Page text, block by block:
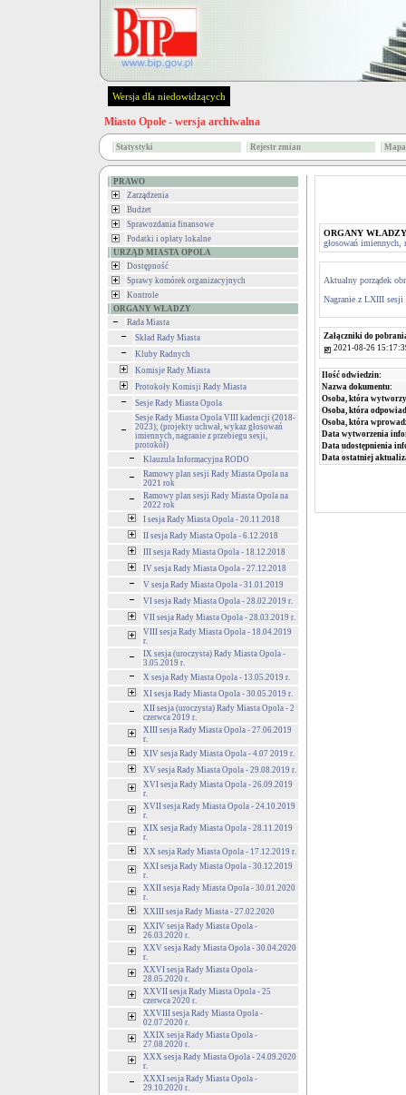
Wersja dla niedowidzących
Miasto Opole - wersja archiwalna
Statystyki Rejestr zmian
PRAWO
Zarządzenia
Budżet
Sprawozdania finansowe
Podatki i opłaty lokalne
URZĄD MIASTA OPOLA
Dostępność
Sprawy komórek organizacyjnych
Kontrole
ORGANY WŁADZY
Rada Miasta
Skład Rady Miasta
Kluby Radnych
Komisje Rady Miasta
Protokoły Komisji Rady Miasta
Sesje Rady Miasta Opola
Sesje Rady Miasta Opola VIII kadencji (2018-
2023); (projekty uchwał, wykaz głosowań
imiennych, nagranie z przebiegu sesji,
protokół)
Klauzula Informacyjna RODO
Ramowy plan sesji Rady Miasta Opola na
2021 rok
Ramowy plan sesji Rady Miasta Opola na
2022 rok
I sesja Rady Miasta Opola - 20.11.2018
II sesja Rady Miasta Opola - 6.12.2018
III sesja Rady Miasta Opola - 18.12.2018
IV sesja Rady Miasta Opola - 27.12.2018
V sesja Rady Miasta Opola - 31.01.2019
VI sesja Rady Miasta Opola - 28.02.2019 r.
VII sesja Rady Miasta Opola - 28.03.2019 r.
VIII sesja Rady Miasta Opola - 18.04.2019
r.
IX sesja (uroczysta) Rady Miasta Opola -
3.05.2019 r.
X sesja Rady Miasta Opola - 13.05.2019 r.
XI sesja Rady Miasta Opola - 30.05.2019 r.
XII sesja (uroczysta) Rady Miasta Opola - 2
czerwca 2019 r.
XIII sesja Rady Miasta Opola - 27.06.2019
r.
XIV sesja Rady Miasta Opola - 4.07 2019 r.
XV sesja Rady Miasta Opola - 29.08.2019 r.
XVI sesja Rady Miasta Opola - 26.09.2019
r.
XVII sesja Rady Miasta Opola - 24.10.2019
r.
XIX sesja Rady Miasta Opola - 28.11.2019
r.
XX sesja Rady Miasta Opola - 17.12.2019 r.
XXI sesja Rady Miasta Opola - 30.12.2019
r.
XXII sesja Rady Miasta Opola - 30.01.2020
r.
XXIII sesja Rady Miasta - 27.02.2020
XXIV sesja Rady Miasta Opola -
26.03.2020 r.
XXV sesja Rady Miasta Opola - 30.04.2020
r.
XXVI sesja Rady Miasta Opola -
28.05.2020 r.
XXVII sesja Rady Miasta Opola - 25
czerwca 2020 r.
XXVIII sesja Rady Miasta Opola -
02.07.2020 r.
XXIX sesja Rady Miasta Opola -
27.08.2020 r.
XXX sesja Rady Miasta Opola - 24.09.2020
r.
XXXI sesja Rady Miasta Opola -
29.10.2020 r.
ORGANY WŁADZY
głosowań imiennych,
Aktualny porządek
Nagranie z LXIII sesji
Załączniki do
2021-08-26
Ilość odwiedzin:
Nazwa dokumentu:
Osoba, która
Osoba, która
Osoba, która
Data wytworzenia
Data udostępnienia
Data ostatniej